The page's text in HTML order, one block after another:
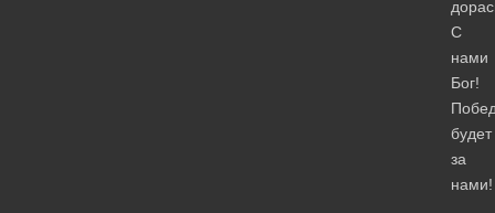
С
нами
Бог!
будет
за
нами!